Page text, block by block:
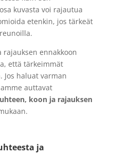
kuvasta voi rajautua
etenkin, jos tärkeät
rajauksen ennakkoon
että tärkeimmät
Jos haluat varman
auttavat
koon ja rajauksen
ja